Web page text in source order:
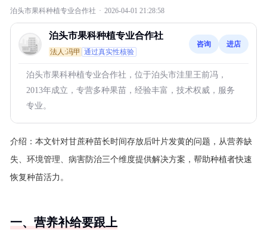
泊头市果科种植专业合作社 · 2026-04-01 21:28:58
泊头市果科种植专业合作社
法人:冯甲 通过真实性核验
咨询 进店
泊头市果科种植专业合作社，位于泊头市洼里王前冯，
2013年成立，专营多种果苗，经验丰富，技术权威，服务
专业。
介绍： 本文针对甘蔗种苗长时间存放后叶片发黄的问题，从营养缺
失、环境管理、病害防治三个维度提供解决方案，帮助种植者快速
恢复种苗活力。
一、营养补给要跟上